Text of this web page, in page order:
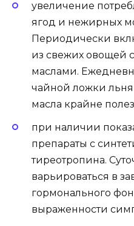
увеличение
ягод и нежирных
Периодически
из свежих овощей
маслами.
чайной ложки
масла крайне
при наличии
препараты с
тиреотропина.
варьироваться в
гормонального
выраженности